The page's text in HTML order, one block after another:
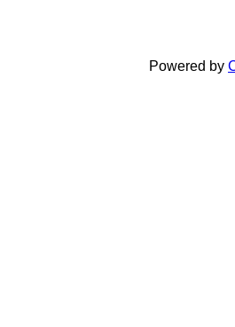
Powered by